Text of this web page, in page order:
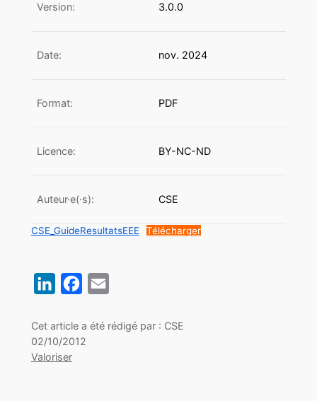
Version: 3.0.0
Date: nov. 2024
Format: PDF
Licence: BY-NC-ND
Auteur·e(·s): CSE
CSE_GuideResultatsEEE Télécharger
LinkedInFacebook
Cet article a été rédigé par : CSE
02/10/2012
Valoriser